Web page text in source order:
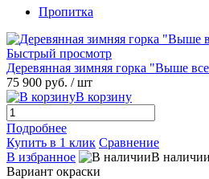
Пропитка
Быстрый просмотр
Деревянная зимняя горка "Выше
75 900 руб. / шт
В корзину
Подробнее
Купить в 1 клик Сравнение
В избранное
В наличии
Вариант окраски